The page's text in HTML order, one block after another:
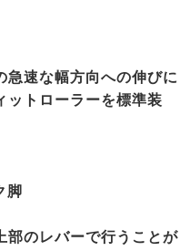
急速な幅方向への伸びに
ットローラーを標準装
脚
部のレバーで行うことが